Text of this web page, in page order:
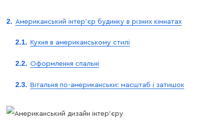
Американський інтер’єр будинку в різних кімнатах
Кухня в американському стилі
Оформлення спальні
Вітальня по-американськи: масштаб і затишок